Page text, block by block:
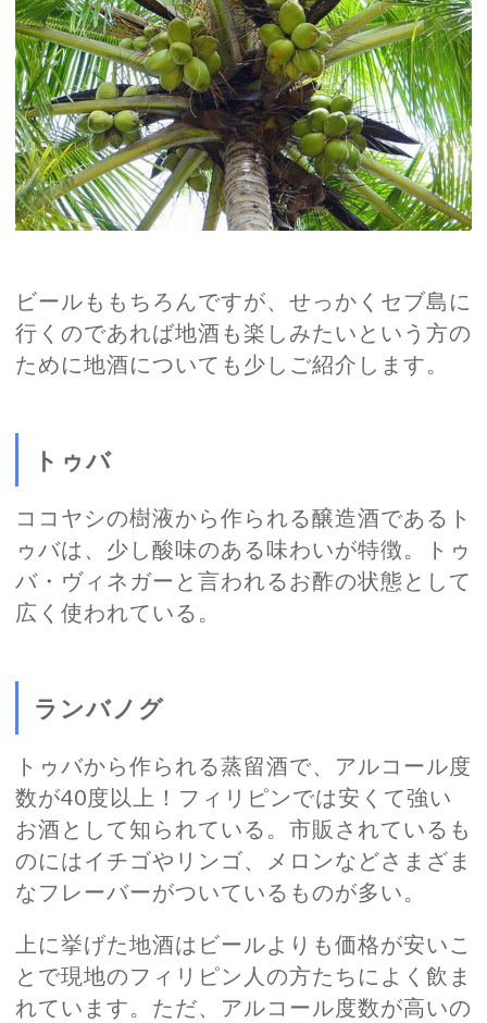
ビールももちろんですが、せっかくセブ島に
行くのであれば地酒も楽しみたいという方の
ために地酒についても少しご紹介します。
トゥバ
ココヤシの樹液から作られる醸造酒であるト
ゥバは、少し酸味のある味わいが特徴。トゥ
バ・ヴィネガーと言われるお酢の状態として
広く使われている。
ランバノグ
トゥバから作られる蒸留酒で、アルコール度
数が40度以上！フィリピンでは安くて強い
お酒として知られている。市販されているも
のにはイチゴやリンゴ、メロンなどさまざま
なフレーバーがついているものが多い。
上に挙げた地酒はビールよりも価格が安いこ
とで現地のフィリピン人の方たちによく飲ま
れています。ただ、アルコール度数が高いの